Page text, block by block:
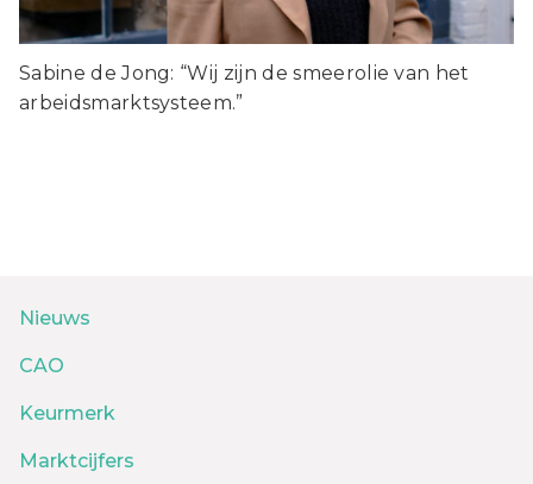
Sabine de Jong: “Wij zijn de smeerolie van het
arbeidsmarktsysteem.”
Nieuws
CAO
Keurmerk
Marktcijfers